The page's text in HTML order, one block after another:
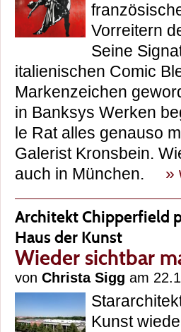
Vorreitern
Seine
italienischen Comic
Markenzeichen
in Banksys Werken
le Rat alles genauso
Galerist Kronsbein.
auch in München. »
Architekt Chipperfield
Haus der Kunst
Wieder sichtbar
von Christa Sigg am
Kunst